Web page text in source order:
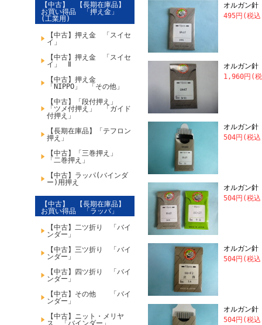
【中古】 【長期在庫品】
お買い得品 「押え金」
(工業用)
【中古】押え金 「スイセ
イ」
【中古】押え金 「スイセ
イ」 Ⅱ
【中古】押え金
「NIPPO」 「その他」
【中古】「段付押え」
「ツメ付押え」 「ガイド
付押え」
【長期在庫品】「テフロン
押え」
【中古】「三巻押え」
「二巻押え」
【中古】ラッパ(バインダ
ー)用押え
【中古】 【長期在庫品】
お買い得品 「ラッパ」
【中古】二ツ折り 「バイ
ンダー」
【中古】三ツ折り 「バイ
ンダー」
【中古】四ツ折り 「バイ
ンダー」
【中古】その他 「バイ
ンダー」
【中古】ニット・メリヤ
ス 「バインダー」
オルガン
495円(税
オルガン
1,960円(
オルガン
504円(税
オルガン
504円(税
オルガン
504円(税
オルガン
504円(税